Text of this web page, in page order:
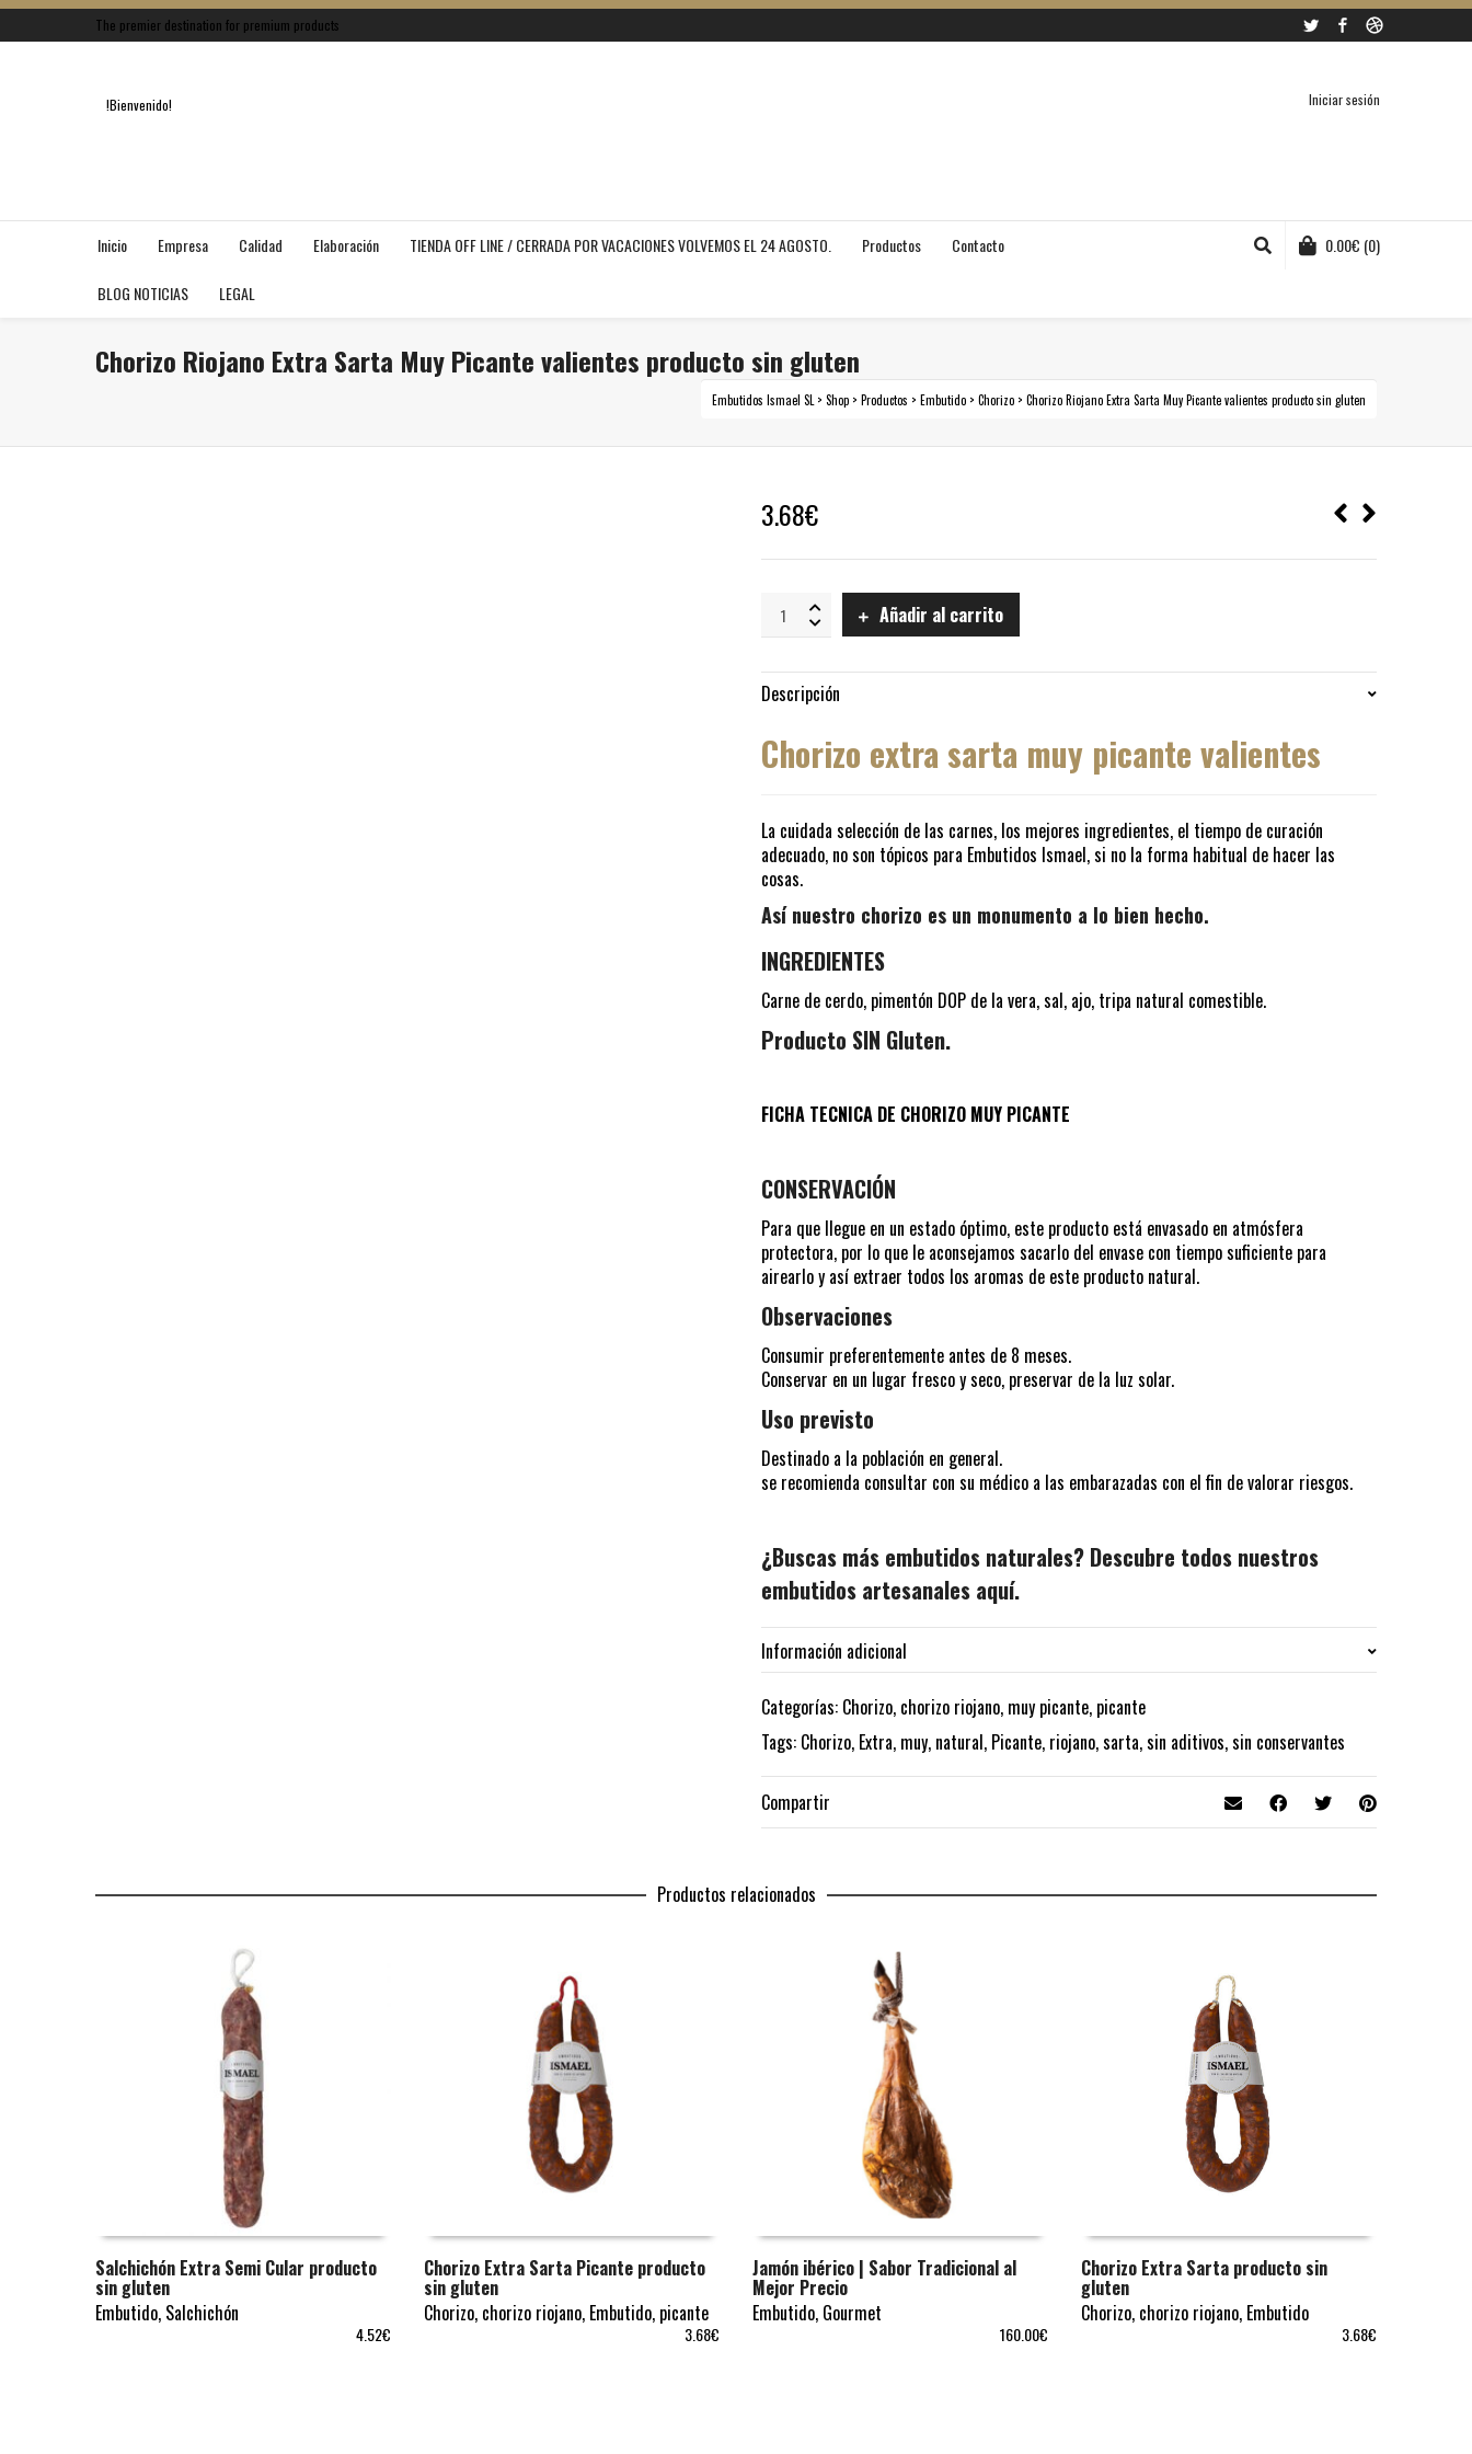
The premier destination for premium products Twitter Facebook
!Bienvenido! Iniciar sesión
Inicio Empresa Calidad Elaboración TIENDA OFF LINE / CERRADA POR VACACIONES VOLVEMOS EL 24 AGOSTO. Productos Contacto
BLOG NOTICIAS LEGAL
0.00€ (0)
Chorizo Riojano Extra Sarta Muy Picante valientes producto sin gluten
Embutidos Ismael SL > Shop > Productos > Embutido > Chorizo > Chorizo Riojano Extra Sarta Muy Picante valientes producto sin gluten
3.68€
Riojano
Sarta
Muy
producto
quantity
Añadir al carrito
Descripción
Chorizo extra sarta muy picante valientes
La cuidada selección de las carnes, los mejores ingredientes, el tiempo de curación
adecuado, no son tópicos para Embutidos Ismael, si no la forma habitual de hacer las
cosas.
Así nuestro chorizo es un monumento a lo bien hecho.
INGREDIENTES
Carne de cerdo, pimentón DOP de la vera, sal, ajo, tripa natural comestible.
Producto SIN Gluten.
FICHA TECNICA DE CHORIZO MUY PICANTE
CONSERVACIÓN
Para que llegue en un estado óptimo, este producto está envasado en atmósfera
protectora, por lo que le aconsejamos sacarlo del envase con tiempo suficiente para
airearlo y así extraer todos los aromas de este producto natural.
Observaciones
Consumir preferentemente antes de 8 meses.
Conservar en un lugar fresco y seco, preservar de la luz solar.
Uso previsto
Destinado a la población en general.
se recomienda consultar con su médico a las embarazadas con el fin de valorar riesgos.
¿Buscas más embutidos naturales? Descubre todos nuestros
embutidos artesanales aquí.
Información adicional
Peso
peso
250 Gr.
Categorías: Chorizo, chorizo riojano, muy picante, picante
Tags: Chorizo, Extra, muy, natural, Picante, riojano,sarta,sin aditivos,sin conservantes
Compartir
Productos relacionados
AÑADIR AL CARRITO
Salchichón Extra Semi Cular producto
sin gluten
Embutido, Salchichón
4.52€
AÑADIR AL CARRITO
Chorizo Extra Sarta Picante producto
sin gluten
Chorizo, chorizo riojano, Embutido, picante
3.68€
AÑADIR AL CARRITO
Jamón ibérico | Sabor Tradicional al
Mejor Precio
Embutido, Gourmet
160.00€
AÑADIR AL CARRITO
Chorizo Extra Sarta producto sin
gluten
Chorizo, chorizo riojano, Embutido
3.68€